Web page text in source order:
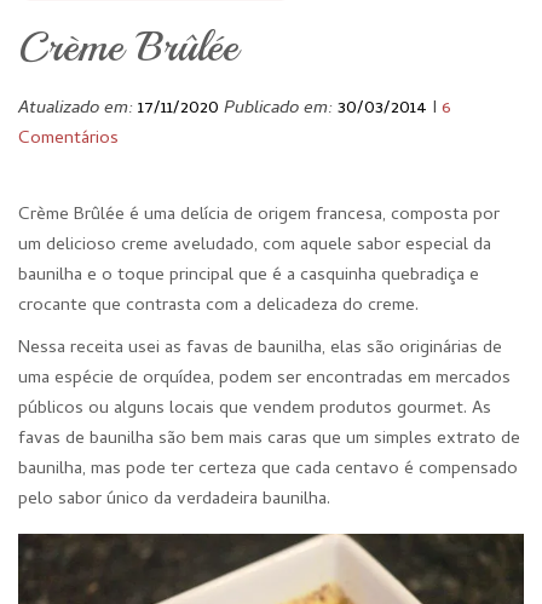
Crème Brûlée
Atualizado em:17/11/2020 Publicado em:30/03/2014 I 6
Comentários
Crème Brûlée é uma delícia de origem francesa, composta por
um delicioso creme aveludado, com aquele sabor especial da
baunilha e o toque principal que é a casquinha quebradiça e
crocante que contrasta com a delicadeza do creme.
Nessa receita usei as favas de baunilha, elas são originárias de
uma espécie de orquídea, podem ser encontradas em mercados
públicos ou alguns locais que vendem produtos gourmet. As
favas de baunilha são bem mais caras que um simples extrato de
baunilha, mas pode ter certeza que cada centavo é compensado
pelo sabor único da verdadeira baunilha.